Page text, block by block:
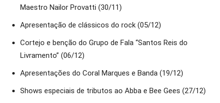
Maestro Nailor Provatti (30/11)
Apresentação de clássicos do rock (05/12)
Cortejo e benção do Grupo de Fala “Santos Reis do
Livramento” (06/12)
Apresentações do Coral Marques e Banda (19/12)
Shows especiais de tributos ao Abba e Bee Gees (27/12)